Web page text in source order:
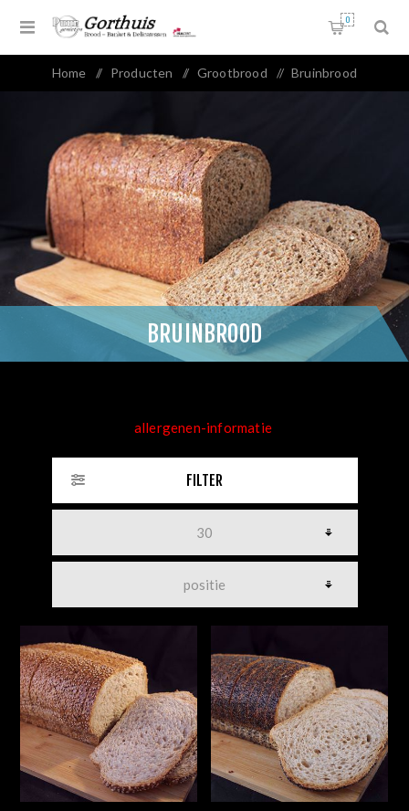
0
Home / Producten / Grootbrood / Bruinbrood
BRUINBROOD
allergenen-informatie
FILTER